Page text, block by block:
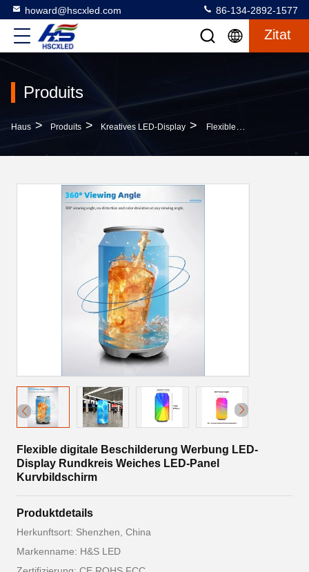
howard@hscxled.com 86-134-2892-1577
Zitat
Produits
Haus > Produits > Kreatives LED-Display > Flexible Digitale Beschilderung Werbung LED-Display Rundkreis Weiches LED-Panel Kurvbildschirm
Flexible digitale Beschilderung Werbung LED-
Display Rundkreis Weiches LED-Panel
Kurvbildschirm
Produktdetails
Herkunftsort: Shenzhen, China
Markenname: H&S LED